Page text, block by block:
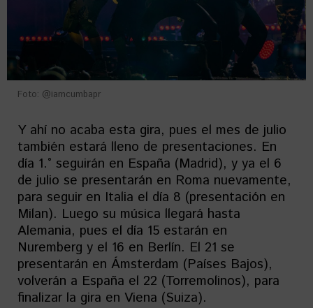
Foto: @iamcumbapr
Y ahí no acaba esta gira, pues el mes de julio
también estará lleno de presentaciones. En
día 1.° seguirán en España (Madrid), y ya el 6
de julio se presentarán en Roma nuevamente,
para seguir en Italia el día 8 (presentación en
Milan). Luego su música llegará hasta
Alemania, pues el día 15 estarán en
Nuremberg y el 16 en Berlín. El 21 se
presentarán en Ámsterdam (Países Bajos),
volverán a España el 22 (Torremolinos), para
finalizar la gira en Viena (Suiza).